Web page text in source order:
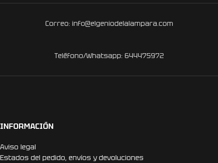
Correo: info@elgeniodelalampara.com
Teléfono/Whatsapp: 644475972
INFORMACIÓN
Aviso legal
Estados del pedido, envíos y devoluciones